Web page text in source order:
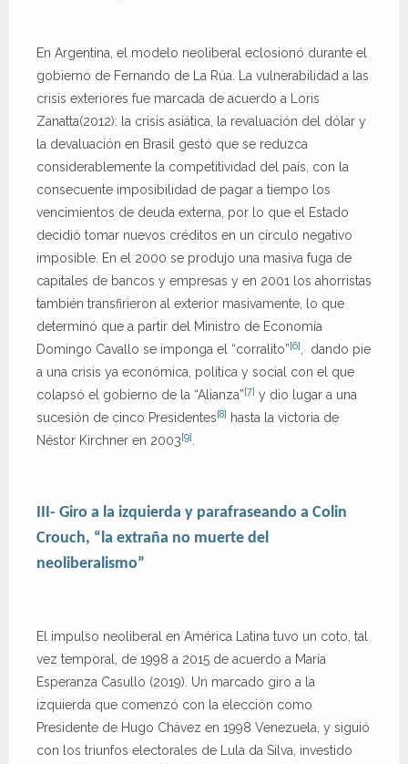
En Argentina, el modelo neoliberal eclosionó durante el
gobierno de Fernando de La Rúa. La vulnerabilidad a las
crisis exteriores fue marcada de acuerdo a Loris
Zanatta(2012): la crisis asiática, la revaluación del dólar y
la devaluación en Brasil gestó que se reduzca
considerablemente la competitividad del país, con la
consecuente imposibilidad de pagar a tiempo los
vencimientos de deuda externa, por lo que el Estado
decidió tomar nuevos créditos en un círculo negativo
imposible. En el 2000 se produjo una masiva fuga de
capitales de bancos y empresas y en 2001 los ahorristas
también transfirieron al exterior masivamente, lo que
determinó que a partir del Ministro de Economía
Domingo Cavallo se imponga el “corralito”[6]
, dando pie
a una crisis ya económica, política y social con el que
colapsó el gobierno de la “Alianza”[7] y dio lugar a una
sucesión de cinco Presidentes[8] hasta la victoria de
Néstor Kirchner en 2003[9]
III- Giro a la izquierda y parafraseando a Colin
Crouch, “la extraña no muerte del
neoliberalismo”
El impulso neoliberal en América Latina tuvo un coto, tal
vez temporal, de 1998 a 2015 de acuerdo a María
Esperanza Casullo (2019). Un marcado giro a la
izquierda que comenzó con la elección como
Presidente de Hugo Chávez en 1998 Venezuela, y siguió
con los triunfos electorales de Lula da Silva, investido